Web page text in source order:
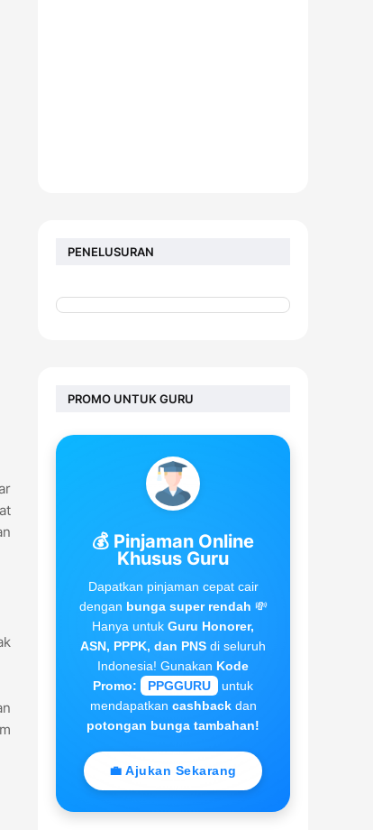
PENELUSURAN
PROMO UNTUK GURU
💰 Pinjaman Online
Khusus Guru
Dapatkan pinjaman cepat cair
dengan bunga super rendah 💸
Hanya untuk Guru Honorer,
ASN, PPPK, dan PNS di seluruh
Indonesia! Gunakan Kode
Promo:
PPGGURU
untuk
mendapatkan cashbackdan
potongan bunga tambahan!
💼 Ajukan Sekarang